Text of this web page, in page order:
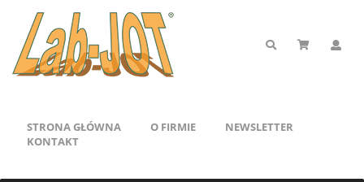
STRONA GŁÓWNA O FIRMIE
NEWSLETTER
KONTAKT